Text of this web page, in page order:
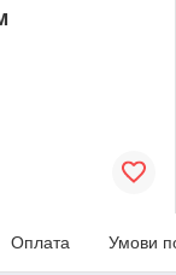
Оплата Умови